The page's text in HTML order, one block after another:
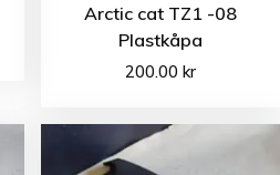
Arctic cat TZ1 -08
Plastkåpa
200.00 kr